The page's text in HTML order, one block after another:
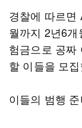
경찰에 따르면
월까지 2년6개
험금으로 공짜
할 이들을 모
이들의 범행